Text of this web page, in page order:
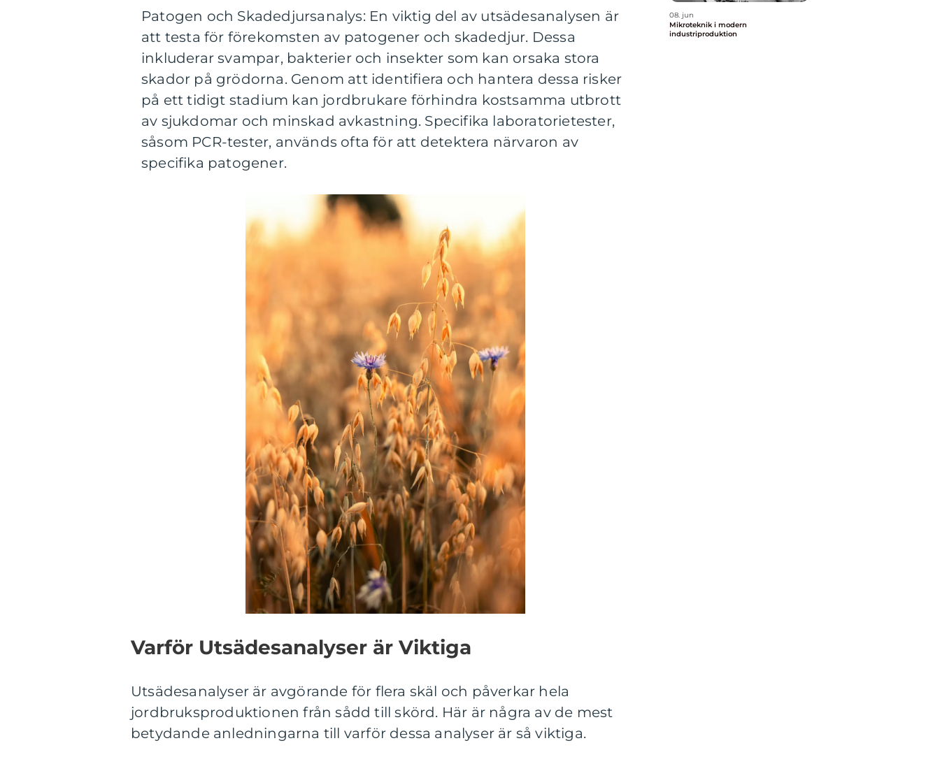
Patogen och Skadedjursanalys: En viktig del av utsädesanalysen är
att testa för förekomsten av patogener och skadedjur. Dessa
inkluderar svampar, bakterier och insekter som kan orsaka stora
skador på grödorna. Genom att identifiera och hantera dessa risker
på ett tidigt stadium kan jordbrukare förhindra kostsamma utbrott
av sjukdomar och minskad avkastning. Specifika laboratorietester,
såsom PCR-tester, används ofta för att detektera närvaron av
specifika patogener.
Varför Utsädesanalyser är Viktiga
Utsädesanalyser är avgörande för flera skäl och påverkar hela
jordbruksproduktionen från sådd till skörd. Här är några av de mest
betydande anledningarna till varför dessa analyser är så viktiga.
08. jun
Mikroteknik i modern
industriproduktion